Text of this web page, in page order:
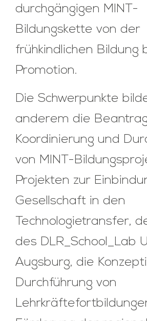
durchgängigen MINT-
Bildungskette von der
frühkindlichen Bildung
Promotion.
Die Schwerpunkte
anderem die
Koordinierung und
von MINT-
Projekten zur
Gesellschaft in den
Technologietransfer,
des DLR_School_Lab
Augsburg, die
Durchführung von